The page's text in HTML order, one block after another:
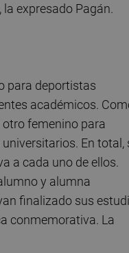
expresado Pagán.
para deportistas
académicos.
femenino para
En total,
a cada uno de ellos.
y alumna
finalizado sus
conmemorativa. La